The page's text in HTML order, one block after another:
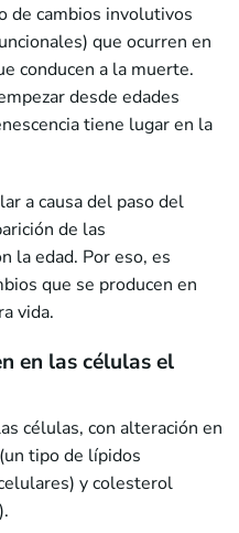
de cambios involutivos
que ocurren en
conducen a la muerte.
desde edades
tiene lugar en la
a causa del paso del
de las
la edad. Por eso, es
que se producen en
vida.
en las células el
células, con alteración en
tipo de lípidos
y colesterol